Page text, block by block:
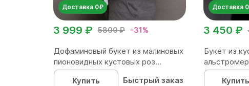
Доставка 0₽
5800 ₽ -31%
3 999 ₽
Дофаминовый букет из малиновых
пионовидных кустовых роз...
Купить
Быстрый заказ
Доставка
3 450 ₽
Букет из
Купить